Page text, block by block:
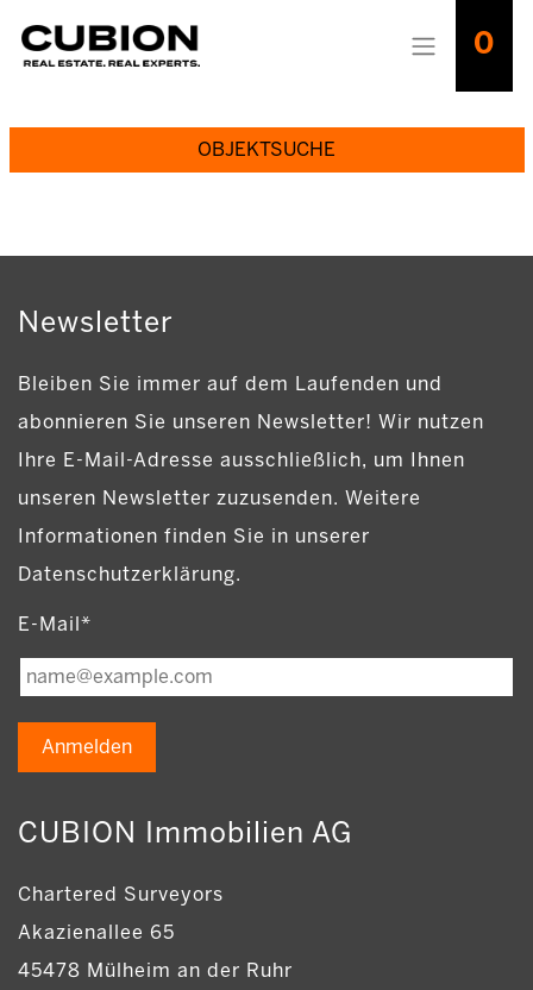
0
OBJEKTSUCHE
Newsletter
Bleiben Sie immer auf dem Laufenden und
abonnieren Sie unseren Newsletter! Wir nutzen
Ihre E-Mail-Adresse ausschließlich, um Ihnen
unseren Newsletter zuzusenden. Weitere
Informationen finden Sie in unserer
Datenschutzerklärung.
E-Mail*
Anmelden
CUBION Immobilien AG
Chartered Surveyors
Akazienallee 65
45478 Mülheim an der Ruhr